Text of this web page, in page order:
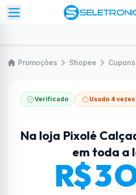
Promoções Shopee Cupons
Verificado Usado 4 vezes
Na loja Pixolé
em toda a
R$ 3